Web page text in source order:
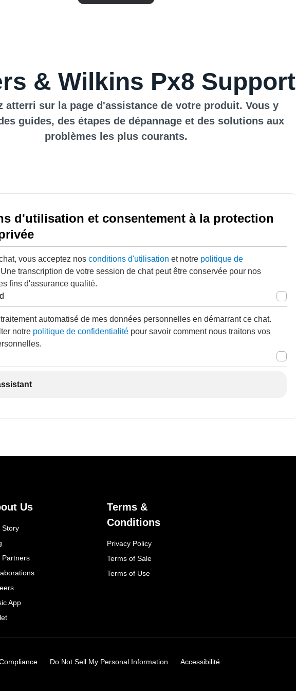
& Wilkins Px8 Support
atterri sur la page d'assistance de votre produit. Vous y
guides, des étapes de dépannage et des solutions aux
problèmes les plus courants.
d'utilisation et consentement à la protection
vous acceptez nos conditions d'utilisation et notre politique de
Une transcription de votre session de chat peut être conservée pour nos
fins d'assurance qualité.
automatisé de mes données personnelles en démarrant ce chat.
notre politique de confidentialité pour savoir comment nous traitons vos
Us
Story
Partners
App
Terms &
Conditions
Privacy Policy
Terms of Sale
Terms of Use
Do Not Sell My Personal Information Accessibilité